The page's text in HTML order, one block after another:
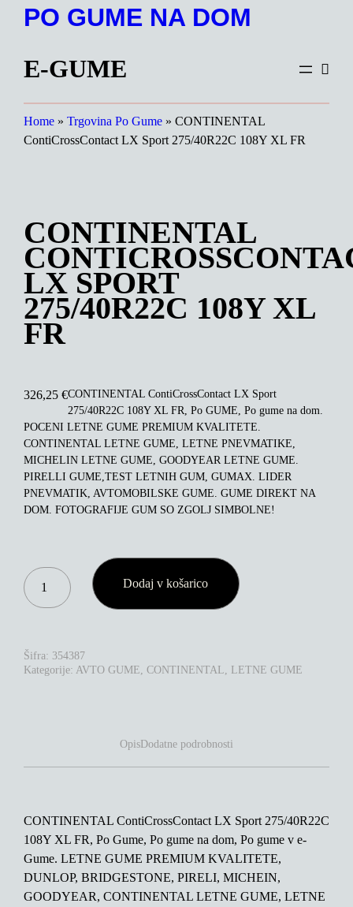
PreskočiPO GUME NA DOM
E-GUME
Home » Trgovina Po Gume » CONTINENTAL
ContiCrossContact LX Sport 275/40R22C 108Y XL FR
CONTINENTAL
LX SPORT
275/40R22C 108Y XL
FR
326,25 €CONTINENTAL ContiCrossContact LX Sport
275/40R22C 108Y XL FR, Po GUME, Po gume na dom.
POCENI LETNE GUME PREMIUM KVALITETE.
CONTINENTAL LETNE GUME, LETNE PNEVMATIKE,
MICHELIN LETNE GUME, GOODYEAR LETNE GUME.
PIRELLI GUME,TEST LETNIH GUM, GUMAX. LIDER
PNEVMATIK, AVTOMOBILSKE GUME. GUME DIREKT NA
DOM. FOTOGRAFIJE GUM SO ZGOLJ SIMBOLNE!
CONTINENTAL
CONTICROSSCONTACT
LX
XL
FR
Dodaj v košarico
Šifra: 354387
Kategorije: AVTO GUME, CONTINENTAL, LETNE GUME
OpisDodatne podrobnosti
CONTINENTAL ContiCrossContact LX Sport 275/40R22C
108Y XL FR, Po Gume, Po gume na dom, Po gume v e-
Gume. LETNE GUME PREMIUM KVALITETE,
DUNLOP, BRIDGESTONE, PIRELI, MICHEIN,
GOODYEAR, CONTINENTAL LETNE GUME, LETNE